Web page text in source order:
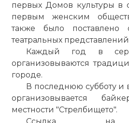
первых Домов культуры в
первым женским
также было
театральных представлений
Каждый год в
организовываются
городе.
В последнюю субботу и
организовывается
местности "Стрелбището".